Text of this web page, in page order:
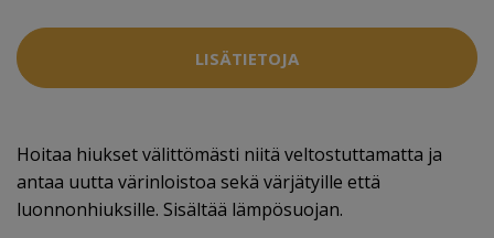
LISÄTIETOJA
Hoitaa hiukset välittömästi niitä veltostuttamatta ja
antaa uutta värinloistoa sekä värjätyille että
luonnonhiuksille. Sisältää lämpösuojan.